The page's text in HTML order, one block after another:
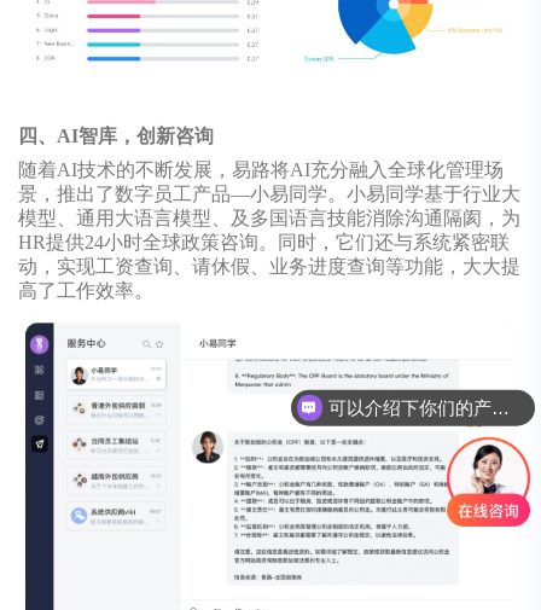
四、AI智库，创新咨询
随着AI技术的不断发展，易路将AI充分融入全球化管理场
景，推出了数字员工产品—小易同学。小易同学基于行业大
模型、通用大语言模型、及多国语言技能消除沟通隔阂，为
HR提供24小时全球政策咨询。同时，它们还与系统紧密联
动，实现工资查询、请休假、业务进度查询等功能，大大提
高了工作效率。
可以介绍下你们的产品么